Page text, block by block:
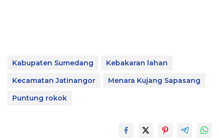
Kabupaten Sumedang
Kebakaran lahan
Kecamatan Jatinangor
Menara Kujang Sapasang
Puntung rokok